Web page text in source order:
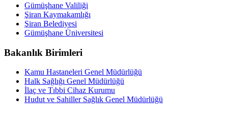
Gümüşhane Valiliği
Şiran Kaymakamlığı
Şiran Belediyesi
Gümüşhane Üniversitesi
Bakanlık Birimleri
Kamu Hastaneleri Genel Müdürlüğü
Halk Sağlığı Genel Müdürlüğü
İlaç ve Tıbbi Cihaz Kurumu
Hudut ve Sahiller Sağlık Genel Müdürlüğü